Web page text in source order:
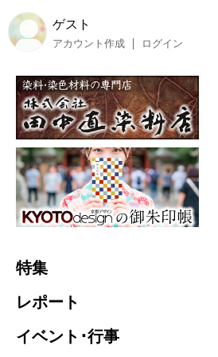
ゲスト
アカウント作成 ログイン
特集
レポート
イベント･行事